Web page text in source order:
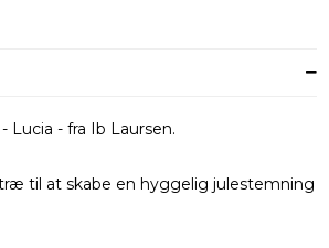
- fra Ib Laursen.
til at skabe en hyggelig julestemning